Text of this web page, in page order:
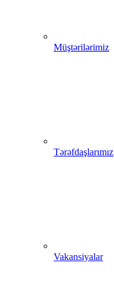
Müştərilərimiz
Tərəfdaşlarımız
Vakansiyalar